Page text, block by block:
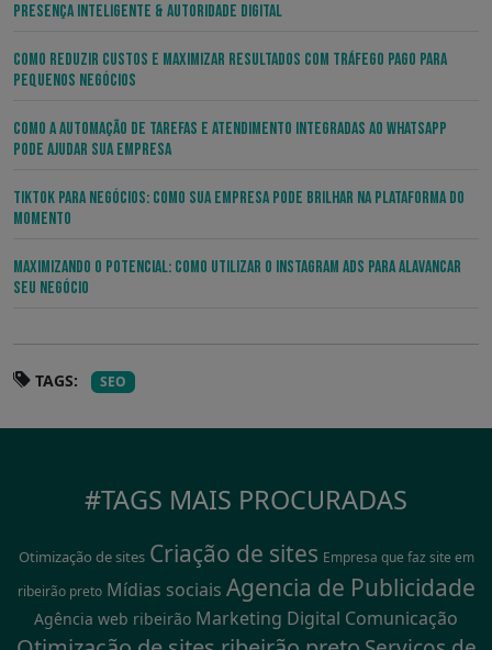
Presença Inteligente & Autoridade Digital
Como Reduzir Custos e Maximizar Resultados com Tráfego Pago para
Pequenos Negócios
Como a Automação de Tarefas e Atendimento Integradas ao WhatsApp
pode Ajudar sua Empresa
TikTok para Negócios: Como sua Empresa pode Brilhar na Plataforma do
Momento
Maximizando o Potencial: Como Utilizar o Instagram ADS para Alavancar
seu Negócio
TAGS: SEO
#TAGS MAIS PROCURADAS
Otimização de sites Criação de sites Empresa que faz site em
ribeirão preto Mídias sociais Agencia de Publicidade
Agência web ribeirão Marketing Digital Comunicação